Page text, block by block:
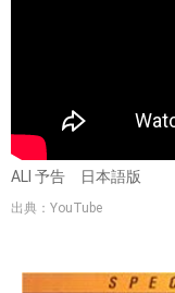
ALI 予告 日本語版
出典：YouTube